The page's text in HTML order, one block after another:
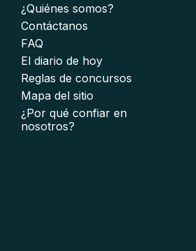
¿Quiénes somos?
Contáctanos
FAQ
El diario de hoy
Reglas de concursos
Mapa del sitio
¿Por qué confiar en
nosotros?